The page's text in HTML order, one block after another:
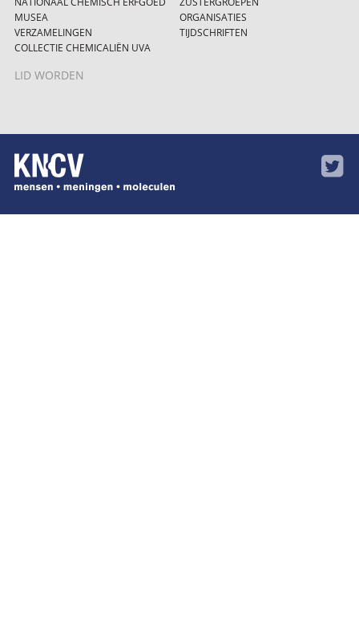
MUSEA
VERZAMELINGEN
COLLECTIE CHEMICALIËN UVA
ORGANISATIES
TIJDSCHRIFTEN
LID WORDEN